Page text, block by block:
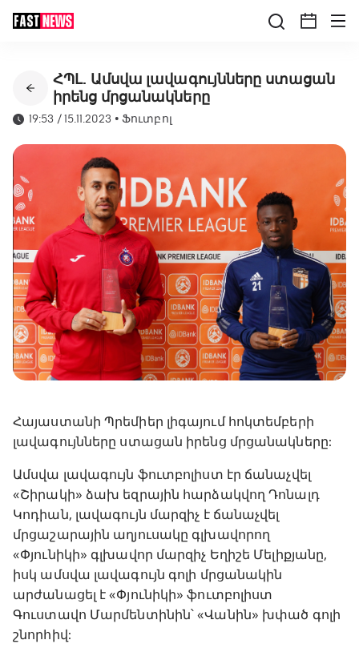
ՀՊԼ. Ամսվա լավագույնները ստացան
իրենց մրցանակները
19:53 / 15.11.2023 •Ֆուտբոլ
Հայաստանի Պրեմիեր լիգայում հոկտեմբերի
լավագույնները ստացան իրենց մրցանակները:
Ամսվա լավագույն ֆուտբոլիստ էր ճանաչվել
«Շիրակի» ձախ եզրային հարձակվող Դոնալդ
Կոդիան, լավագույն մարզիչ է ճանաչվել
մրցաշարային աղյուսակը գլխավորող
«Փյունիկի» գլխավոր մարզիչ Եղիշե Մելիքյանը,
իսկ ամսվա լավագույն գոլի մրցանակին
արժանացել է «Փյունիկի» ֆուտբոլիստ
Գուստավո Մարմենտինին՝ «Վանին» խփած գոլի
շնորհիվ: